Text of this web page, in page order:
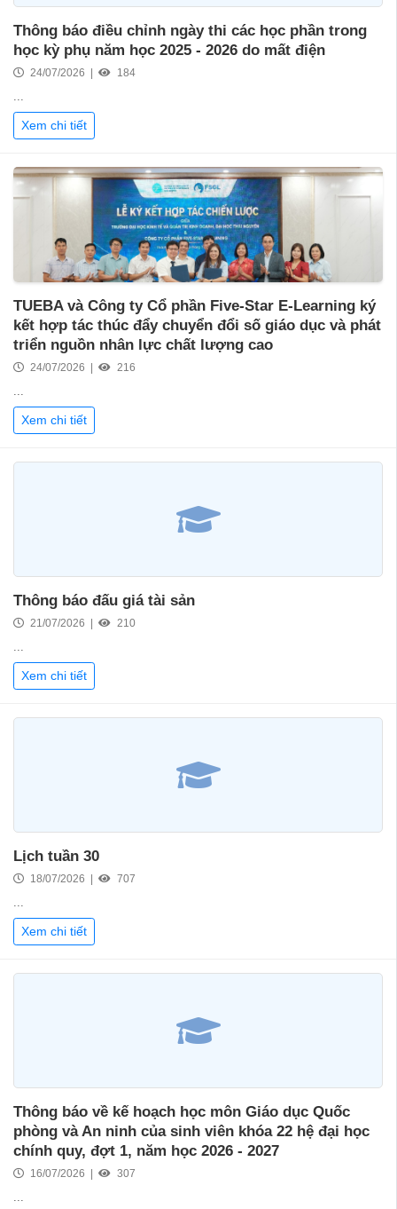
Thông báo điều chỉnh ngày thi các học phần trong
học kỳ phụ năm học 2025 - 2026 do mất điện
24/07/2026 | 184
...
Xem chi tiết
TUEBA và Công ty Cổ phần Five-Star E-Learning ký
kết hợp tác thúc đẩy chuyển đổi số giáo dục và phát
triển nguồn nhân lực chất lượng cao
24/07/2026 | 216
...
Xem chi tiết
Thông báo đấu giá tài sản
21/07/2026 | 210
...
Xem chi tiết
Lịch tuần 30
18/07/2026 | 707
...
Xem chi tiết
Thông báo về kế hoạch học môn Giáo dục Quốc
phòng và An ninh của sinh viên khóa 22 hệ đại học
chính quy, đợt 1, năm học 2026 - 2027
16/07/2026 | 307
...